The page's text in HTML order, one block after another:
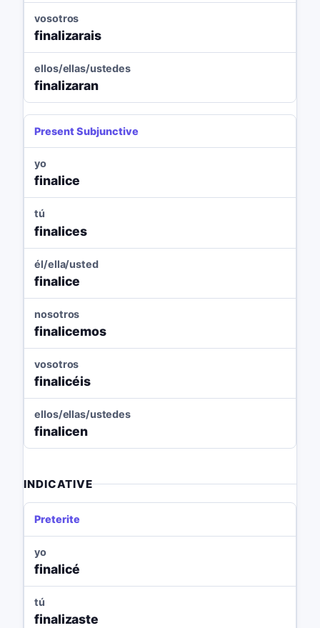
vosotros
finalizarais
ellos/ellas/ustedes
finalizaran
Present Subjunctive
yo
finalice
tú
finalices
él/ella/usted
finalice
nosotros
finalicemos
vosotros
finalicéis
ellos/ellas/ustedes
finalicen
INDICATIVE
Preterite
yo
finalicé
tú
finalizaste